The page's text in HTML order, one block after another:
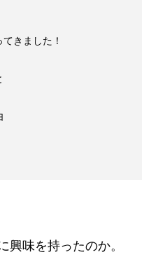
きました！
興味を持ったのか。